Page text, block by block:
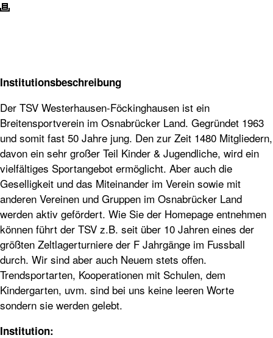
Institutionsbeschreibung
Der TSV Westerhausen-Föckinghausen ist ein
Breitensportverein im Osnabrücker Land. Gegründet 1963
und somit fast 50 Jahre jung. Den zur Zeit 1480 Mitgliedern,
davon ein sehr großer Teil Kinder & Jugendliche, wird ein
vielfältiges Sportangebot ermöglicht. Aber auch die
Geselligkeit und das Miteinander im Verein sowie mit
anderen Vereinen und Gruppen im Osnabrücker Land
werden aktiv gefördert. Wie Sie der Homepage entnehmen
können führt der TSV z.B. seit über 10 Jahren eines der
größten Zeltlagerturniere der F Jahrgänge im Fussball
durch. Wir sind aber auch Neuem stets offen.
Trendsportarten, Kooperationen mit Schulen, dem
Kindergarten, uvm. sind bei uns keine leeren Worte
sondern sie werden gelebt.
Institution: